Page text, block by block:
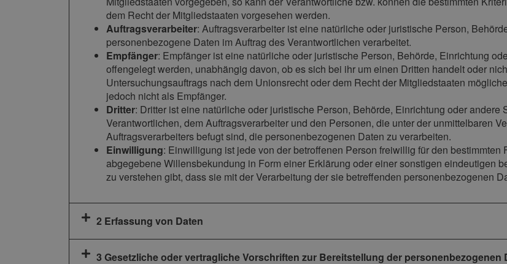
dem Recht der Mitgliedstaaten vorgesehen werden.
Auftragsverarbeiter: Auftragsverarbeiter ist eine natürliche oder juristische Person,
personenbezogene Daten im Auftrag des Verantwortlichen verarbeitet.
Empfänger: Empfänger ist eine natürliche oder juristische Person, Behörde, Einrichtung
offengelegt werden, unabhängig davon, ob es sich bei ihr um einen Dritten handelt oder
Untersuchungsauftrags nach dem Unionsrecht oder dem Recht der Mitgliedstaaten
jedoch nicht als Empfänger.
Dritter: Dritter ist eine natürliche oder juristische Person, Behörde, Einrichtung oder andere
Verantwortlichen, dem Auftragsverarbeiter und den Personen, die unter der unmittelbaren
Auftragsverarbeiters befugt sind, die personenbezogenen Daten zu verarbeiten.
Einwilligung: Einwilligung ist jede von der betroffenen Person freiwillig für den
abgegebene Willensbekundung in Form einer Erklärung oder einer sonstigen eindeutigen
zu verstehen gibt, dass sie mit der Verarbeitung der sie betreffenden personenbezogenen
2 Erfassung von Daten
3 Gesetzliche oder vertragliche Vorschriften zur Bereitstellung der